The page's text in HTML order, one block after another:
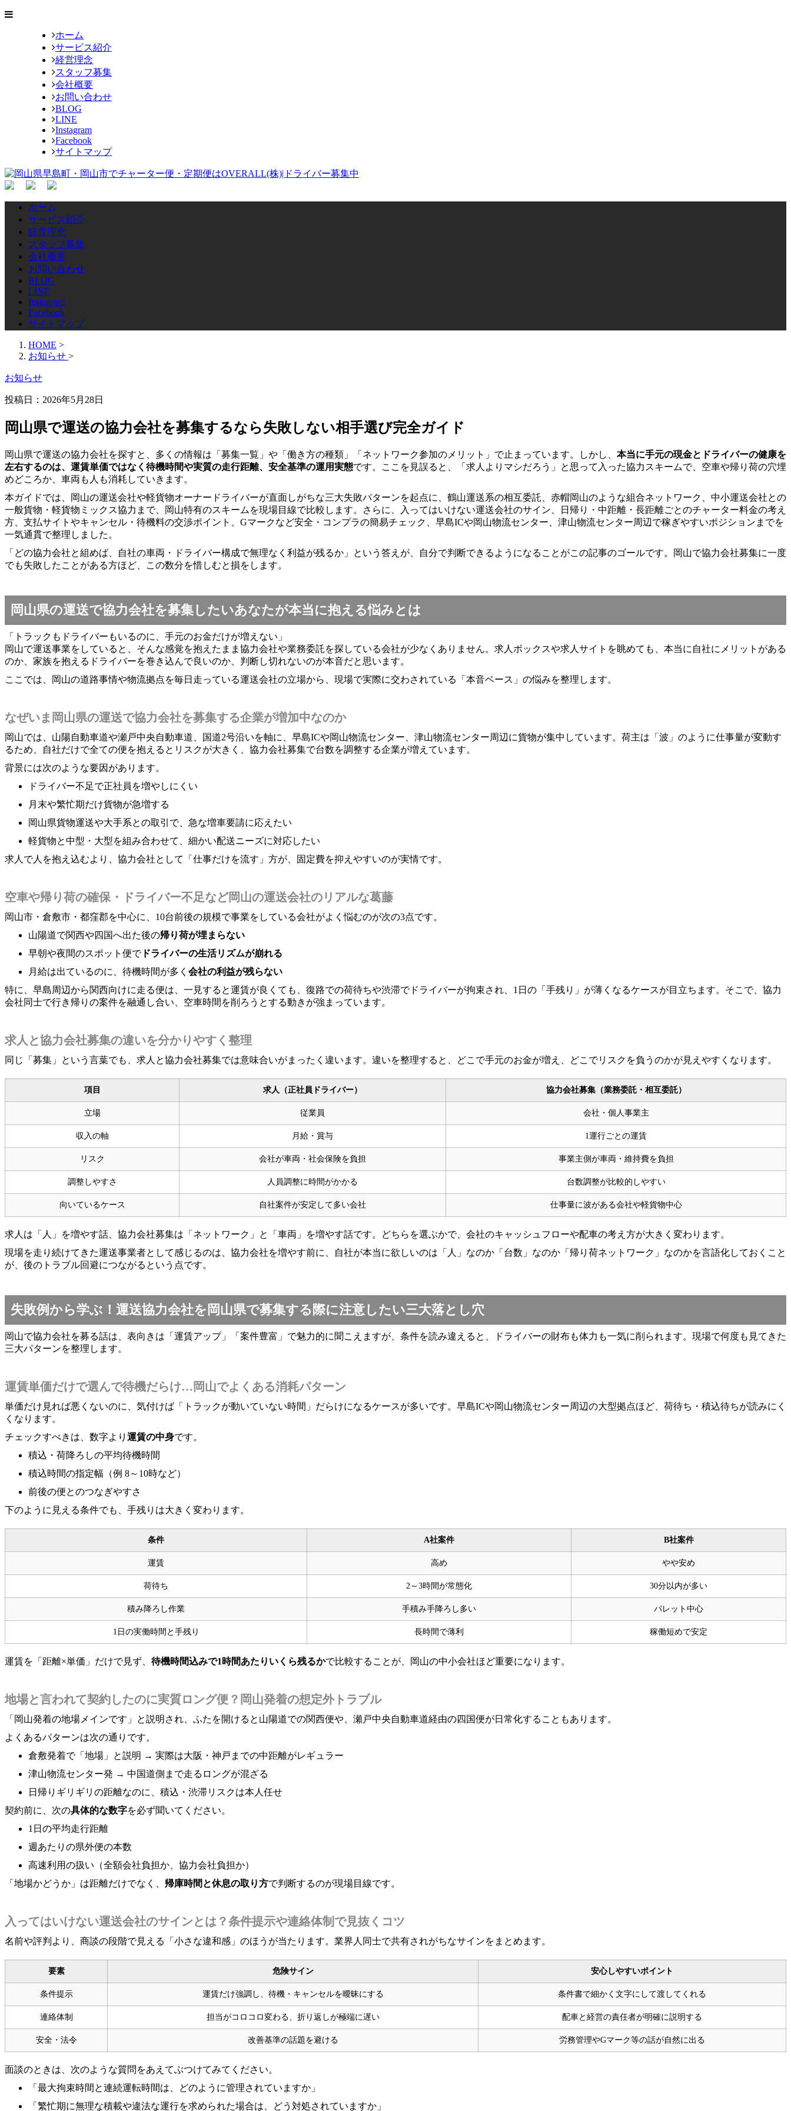
ホーム
サービス紹介
経営理念
スタッフ募集
会社概要
お問い合わせ
BLOG
LINE
Instagram
Facebook
サイトマップ
ホーム
サービス紹介
経営理念
スタッフ募集
会社概要
お問い合わせ
BLOG
LINE
Instagram
Facebook
サイトマップ
HOME >
お知らせ >
お知らせ
投稿日： 2026年5月28日
岡山県で運送の協力会社を募集するなら失敗しない相手選び完全ガイド
岡山県で運送の協力会社を探すと、多くの情報は「募集一覧」や「働き方の種類」「ネットワーク参加のメリット」で止まっています。しかし、 本当に手元の現金とドライバーの健康を
左右するのは、運賃単価ではなく待機時間や実質の走行距離、安全基準の運用実態です。ここを見誤ると、「求人よりマシだろう」と思って入った協力スキームで、空車や帰り荷の穴埋
めどころか、車両も人も消耗していきます。
本ガイドでは、岡山の運送会社や軽貨物オーナードライバーが直面しがちな三大失敗パターンを起点に、鶴山運送系の相互委託、赤帽岡山のような組合ネットワーク、中小運送会社との
一般貨物・軽貨物ミックス協力まで、岡山特有のスキームを現場目線で比較します。さらに、入ってはいけない運送会社のサイン、日帰り・中距離・長距離ごとのチャーター料金の考え
方、支払サイトやキャンセル・待機料の交渉ポイント、Gマークなど安全・コンプラの簡易チェック、早島ICや岡山物流センター、津山物流センター周辺で稼ぎやすいポジションまでを
一気通貫で整理しました。
「どの協力会社と組めば、自社の車両・ドライバー構成で無理なく利益が残るか」という答えが、自分で判断できるようになることがこの記事のゴールです。岡山で協力会社募集に一度
でも失敗したことがある方ほど、この数分を惜しむと損をします。
岡山県の運送で協力会社を募集したいあなたが本当に抱える悩みとは
「トラックもドライバーもいるのに、手元のお金だけが増えない」
岡山で運送事業をしていると、そんな感覚を抱えたまま協力会社や業務委託を探している会社が少なくありません。求人ボックスや求人サイトを眺めても、本当に自社にメリットがある
のか、家族を抱えるドライバーを巻き込んで良いのか、判断し切れないのが本音だと思います。
ここでは、岡山の道路事情や物流拠点を毎日走っている運送会社の立場から、現場で実際に交わされている「本音ベース」の悩みを整理します。
なぜいま岡山県の運送で協力会社を募集する企業が増加中なのか
岡山では、山陽自動車道や瀬戸中央自動車道、国道2号沿いを軸に、早島ICや岡山物流センター、津山物流センター周辺に貨物が集中しています。荷主は「波」のように仕事量が変動す
るため、自社だけで全ての便を抱えるとリスクが大きく、協力会社募集で台数を調整する企業が増えています。
背景には次のような要因があります。
ドライバー不足で正社員を増やしにくい
月末や繁忙期だけ貨物が急増する
岡山県貨物運送や大手系との取引で、急な増車要請に応えたい
軽貨物と中型・大型を組み合わせて、細かい配送ニーズに対応したい
求人で人を抱え込むより、協力会社として「仕事だけを流す」方が、固定費を抑えやすいのが実情です。
空車や帰り荷の確保・ドライバー不足など岡山の運送会社のリアルな葛藤
岡山市・倉敷市・都窪郡を中心に、10台前後の規模で事業をしている会社がよく悩むのが次の3点です。
山陽道で関西や四国へ出た後の帰り荷が埋まらない
早朝や夜間のスポット便でドライバーの生活リズムが崩れる
月給は出ているのに、待機時間が多く 会社の利益が残らない
特に、早島周辺から関西向けに走る便は、一見すると運賃が良くても、復路での荷待ちや渋滞でドライバーが拘束され、1日の「手残り」が薄くなるケースが目立ちます。そこで、協力
会社同士で行き帰りの案件を融通し合い、空車時間を削ろうとする動きが強まっています。
求人と協力会社募集の違いを分かりやすく整理
同じ「募集」という言葉でも、求人と協力会社募集では意味合いがまったく違います。違いを整理すると、どこで手元のお金が増え、どこでリスクを負うのかが見えやすくなります。
項目 求人（正社員ドライバー） 協力会社募集（業務委託・相互委託）
立場 従業員 会社・個人事業主
収入の軸 月給・賞与 1運行ごとの運賃
リスク 会社が車両・社会保険を負担 事業主側が車両・維持費を負担
調整しやすさ 人員調整に時間がかかる 台数調整が比較的しやすい
向いているケース 自社案件が安定して多い会社 仕事量に波がある会社や軽貨物中心
求人は「人」を増やす話、協力会社募集は「ネットワーク」と「車両」を増やす話です。どちらを選ぶかで、会社のキャッシュフローや配車の考え方が大きく変わります。
現場を走り続けてきた運送事業者として感じるのは、協力会社を増やす前に、自社が本当に欲しいのは「人」なのか「台数」なのか「帰り荷ネットワーク」なのかを言語化しておくこと
が、後のトラブル回避につながるという点です。
失敗例から学ぶ！運送協力会社を岡山県で募集する際に注意したい三大落とし穴
岡山で協力会社を募る話は、表向きは「運賃アップ」「案件豊富」で魅力的に聞こえますが、条件を読み違えると、ドライバーの財布も体力も一気に削られます。現場で何度も見てきた
三大パターンを整理します。
運賃単価だけで選んで待機だらけ…岡山でよくある消耗パターン
単価だけ見れば悪くないのに、気付けば「トラックが動いていない時間」だらけになるケースが多いです。早島ICや岡山物流センター周辺の大型拠点ほど、荷待ち・積込待ちが読みにく
くなります。
チェックすべきは、数字より 運賃の中身です。
積込・荷降ろしの平均待機時間
積込時間の指定幅（例 8～10時など）
前後の便とのつなぎやすさ
下のように見える条件でも、手残りは大きく変わります。
条件 A社案件 B社案件
運賃 高め やや安め
荷待ち 2～3時間が常態化 30分以内が多い
積み降ろし作業 手積み手降ろし多い パレット中心
1日の実働時間と手残り 長時間で薄利 稼働短めで安定
運賃を「距離×単価」だけで見ず、 待機時間込みで1時間あたりいくら残るかで比較することが、岡山の中小会社ほど重要になります。
地場と言われて契約したのに実質ロング便？岡山発着の想定外トラブル
「岡山発着の地場メインです」と説明され、ふたを開けると山陽道での関西便や、瀬戸中央自動車道経由の四国便が日常化することもあります。
よくあるパターンは次の通りです。
倉敷発着で「地場」と説明 → 実際は大阪・神戸までの中距離がレギュラー
津山物流センター発 → 中国道側まで走るロングが混ざる
日帰りギリギリの距離なのに、積込・渋滞リスクは本人任せ
契約前に、次の具体的な数字を必ず聞いてください。
1日の平均走行距離
週あたりの県外便の本数
高速利用の扱い（全額会社負担か、協力会社負担か）
「地場かどうか」は距離だけでなく、 帰庫時間と休息の取り方で判断するのが現場目線です。
入ってはいけない運送会社のサインとは？条件提示や連絡体制で見抜くコツ
名前や評判より、商談の段階で見える「小さな違和感」のほうが当たります。業界人同士で共有されがちなサインをまとめます。
要素 危険サイン 安心しやすいポイント
条件提示 運賃だけ強調し、待機・キャンセルを曖昧にする 条件書で細かく文字にして渡してくれる
連絡体制 担当がコロコロ変わる、折り返しが極端に遅い 配車と経営の責任者が明確に説明する
安全・法令 改善基準の話題を避ける 労務管理やGマーク等の話が自然に出る
面談のときは、次のような質問をあえてぶつけてみてください。
「最大拘束時間と連続運転時間は、どのように管理されていますか」
「繁忙期に無理な積載や違法な運行を求められた場合は、どう対処されていますか」